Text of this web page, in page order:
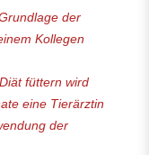
der
Kollegen
füttern wird
eine Tierärztin
der